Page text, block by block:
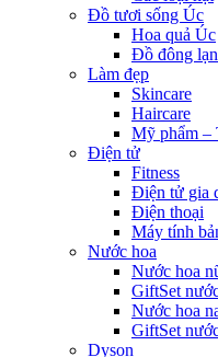
Đồ tươi sống Úc
Hoa quả Úc
Đồ đông
Làm đẹp
Skincare
Haircare
Mỹ phẩm –
Điện tử
Fitness
Điện tử gia
Điện thoại
Máy tính
Nước hoa
Nước hoa
GiftSet
Nước hoa
GiftSet
Dyson